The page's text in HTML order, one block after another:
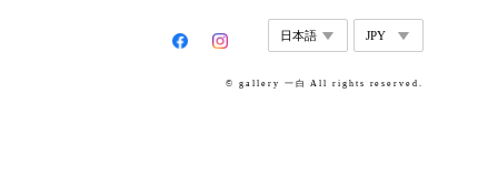
© gallery 一白 All rights reserved.